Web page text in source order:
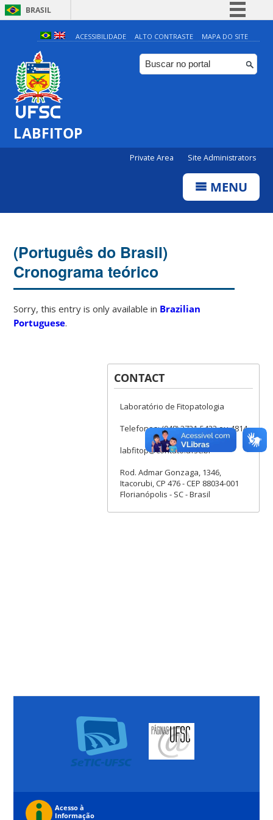
BRASIL
Simplifique!
Comunica BR
Participe
ACESSIBILIDADE ALTO CONTRASTE MAPA DO SITE
LABFITOP
Private Area Site Administrators
MENU
(Português do Brasil)
Cronograma teórico
Sorry, this entry is only available in Brazilian
Portuguese.
CONTACT
Laboratório de Fitopatologia
Telefones: (048) 3721-5423 ou 4814
labfitop@contato.ufsc.br
Rod. Admar Gonzaga, 1346,
Itacorubi, CP 476 - CEP 88034-001
Florianópolis - SC - Brasil